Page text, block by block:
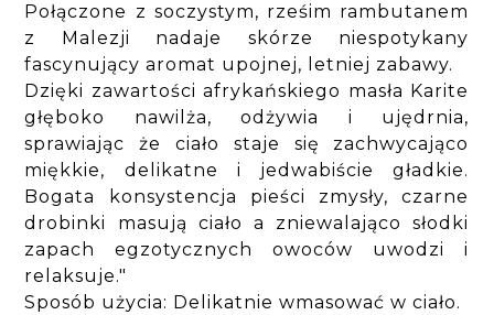
Połączone z soczystym, rześim rambutanem
z Malezji nadaje skórze niespotykany
fascynujący aromat upojnej, letniej zabawy.
Dzięki zawartości afrykańskiego masła Karite
głęboko nawilża, odżywia i ujędrnia,
sprawiając że ciało staje się zachwycająco
miękkie, delikatne i jedwabiście gładkie.
Bogata konsystencja pieści zmysły, czarne
drobinki masują ciało a zniewalająco słodki
zapach egzotycznych owoców uwodzi i
relaksuje."
Sposób użycia: Delikatnie wmasować w ciało.